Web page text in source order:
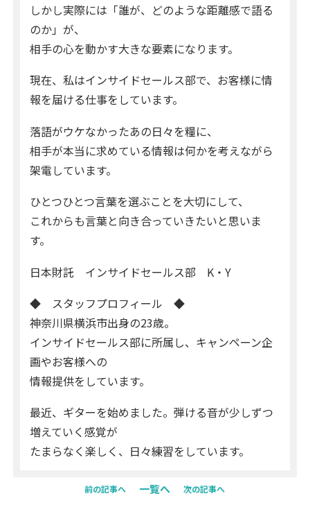
しかし実際には「誰が、どのような距離感で語る
のか」が、
相手の心を動かす大きな要素になります。
現在、私はインサイドセールス部で、お客様に情
報を届ける仕事をしています。
落語がウケなかったあの日々を糧に、
相手が本当に求めている情報は何かを考えながら
架電しています。
ひとつひとつ言葉を選ぶことを大切にして、
これからも言葉と向き合っていきたいと思いま
す。
日本財託 インサイドセールス部 K・Y
◆ スタッフプロフィール ◆
神奈川県横浜市出身の23歳。
インサイドセールス部に所属し、キャンペーン企
画やお客様への
情報提供をしています。
最近、ギターを始めました。弾ける音が少しずつ
増えていく感覚が
たまらなく楽しく、日々練習をしています。
前の記事へ 一覧へ 次の記事へ